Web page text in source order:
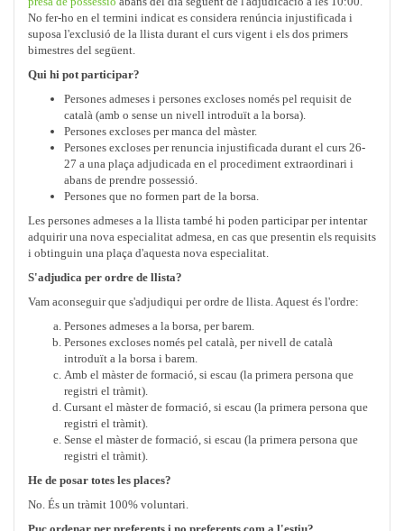
No fer-ho en el termini indicat es considera renúncia injustificada i
suposa l'exclusió de la llista durant el curs vigent i els dos primers
bimestres del següent.
Qui hi pot participar?
Persones admeses i persones excloses només pel requisit de
català (amb o sense un nivell introduït a la borsa).
Persones excloses per manca del màster.
Persones excloses per renuncia injustificada durant el curs 26-
27 a una plaça adjudicada en el procediment extraordinari i
abans de prendre possessió.
Persones que no formen part de la borsa.
Les persones admeses a la llista també hi poden participar per intentar
adquirir una nova especialitat admesa, en cas que presentin els requisits
i obtinguin una plaça d'aquesta nova especialitat.
S'adjudica per ordre de llista?
Vam aconseguir que s'adjudiqui per ordre de llista. Aquest és l'ordre:
Persones admeses a la borsa, per barem.
Persones excloses només pel català, per nivell de català
introduït a la borsa i barem.
Amb el màster de formació, si escau (la primera persona que
registri el tràmit).
Cursant el màster de formació, si escau (la primera persona que
registri el tràmit).
Sense el màster de formació, si escau (la primera persona que
registri el tràmit).
He de posar totes les places?
No. És un tràmit 100% voluntari.